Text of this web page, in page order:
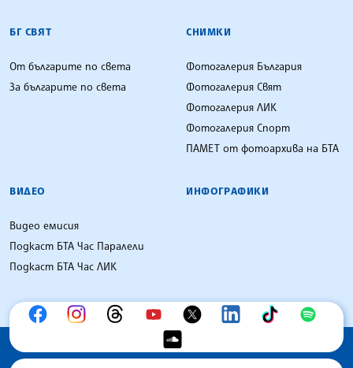
БГ СВЯТ
От българите по света
За българите по света
СНИМКИ
Фотогалерия България
Фотогалерия Свят
Фотогалерия ЛИК
Фотогалерия Спорт
ПАМЕТ от фотоархива на БТА
ВИДЕО
Видео емисия
Подкаст БТА Час Паралели
Подкаст БТА Час ЛИК
ИНФОГРАФИКИ